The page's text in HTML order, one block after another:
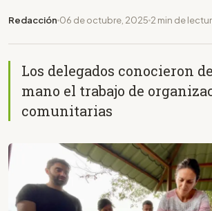
Redacción 06 de octubre, 2025 2 min de
Los delegados conocieron
mano el trabajo de
comunitarias